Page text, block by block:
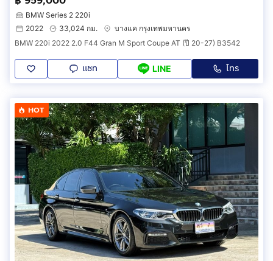
BMW Series 2 220i
2022
33,024 กม.
บางแค กรุงเทพมหานคร
BMW 220i 2022 2.0 F44 Gran M Sport Coupe AT (ปี 20-27) B3542
แชท LINE โทร
HOT